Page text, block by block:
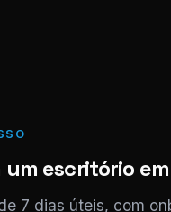
escritório
7 dias úteis, com